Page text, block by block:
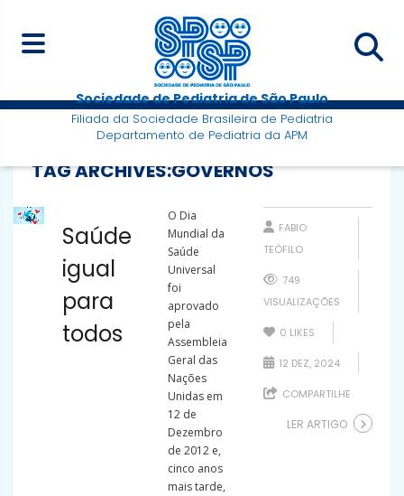
Sociedade de Pediatria de São Paulo
Filiada da Sociedade Brasileira de Pediatria
Departamento de Pediatria da APM
TAG ARCHIVES:GOVERNOS
Saúde
igual
para
todos
O Dia
Mundial da
Saúde
Universal
foi
aprovado
pela
Assembleia
Geral das
Nações
Unidas em
12 de
Dezembro
de 2012 e,
cinco anos
mais tarde,
FABIO
TEÓFILO
749
VISUALIZAÇÕES
0 LIKES
12 DEZ, 2024
COMPARTILHE
LER ARTIGO